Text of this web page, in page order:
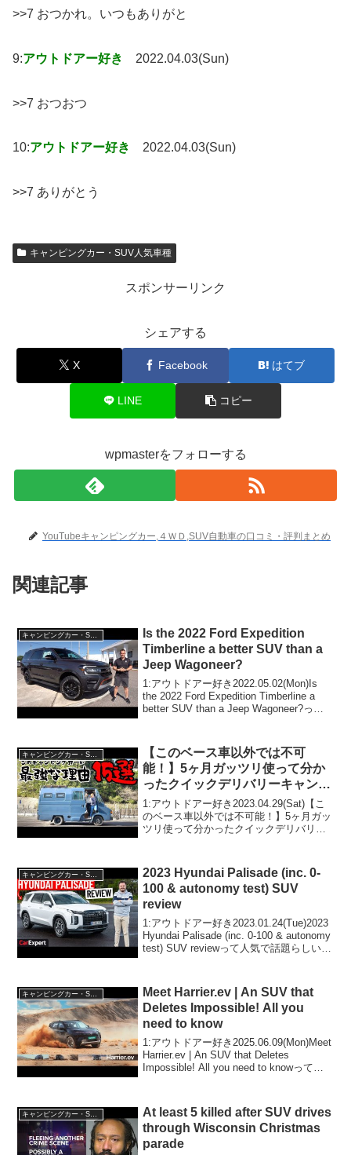
>>7 おつかれ。いつもありがと
9:アウトドアー好き 2022.04.03(Sun)
>>7 おつおつ
10:アウトドアー好き 2022.04.03(Sun)
>>7 ありがとう
キャンピングカー・SUV人気車種
スポンサーリンク
シェアする
X Facebook はてブ
LINE コピー
wpmasterをフォローする
YouTubeキャンピングカー,４ＷＤ,SUV自動車の口コミ・評判まとめ
関連記事
Is the 2022 Ford Expedition
Timberline a better SUV than a
Jeep Wagoneer?
1:アウトドアー好き2022.05.02(Mon)Is
the 2022 Ford Expedition Timberline a
better SUV than a Jeep Wagoneer?って
キャンピングカー・SUV人気車種
【このベース車以外では不可
能！】5ヶ月ガッツリ使って分か
ったクイックデリバリーキャンピ
ングカーがやはり最強だと思う理
由15選
1:アウトドアー好き2023.04.29(Sat)【こ
のベース車以外では不可能！】5ヶ月ガッ
ツリ使って分かったクイックデリバリー
さないで！！2:アウトドアー好き202...
2023 Hyundai Palisade (inc. 0-
100 & autonomy test) SUV
review
1:アウトドアー好き2023.01.24(Tue)2023
Hyundai Palisade (inc. 0-100 & autonomy
test) SUV reviewって人気で話題らしい
キャンピングカー・SUV人気車種
Meet Harrier.ev | An SUV that
Deletes Impossible! All you
need to know
1:アウトドアー好き2025.06.09(Mon)Meet
Harrier.ev | An SUV that Deletes
Impossible! All you need to knowって人
At least 5 killed after SUV drives
through Wisconsin Christmas
parade